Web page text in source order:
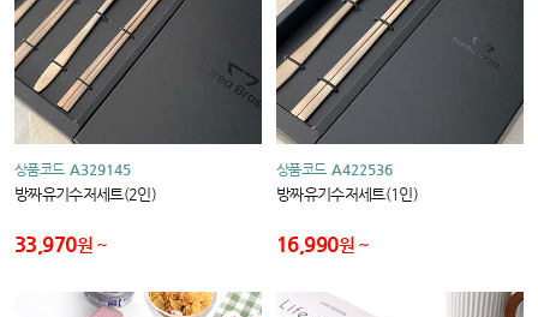
상품코드 A329145
방짜유기수저세트(2인)
33,970원
상품코드 A422536
방짜유기수저세트(1인)
16,990원